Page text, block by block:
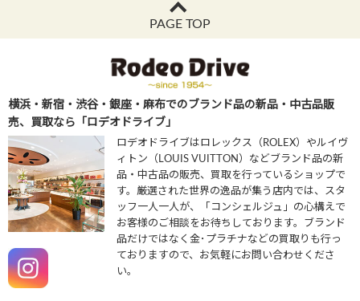
PAGE TOP
横浜・新宿・渋谷・銀座・麻布でのブランド品の新品・中古品販
売、買取なら「ロデオドライブ」
ロデオドライブはロレックス（ROLEX）やルイヴ
ィトン（LOUIS VUITTON）などブランド品の新
品・中古品の販売、買取を行っているショップで
す。厳選された世界の逸品が集う店内では、スタ
ッフ一人一人が、「コンシェルジュ」の心構えで
お客様のご相談をお待ちしております。ブランド
品だけではなく金･プラチナなどの買取りも行っ
ておりますので、お気軽にお問い合わせくださ
い。